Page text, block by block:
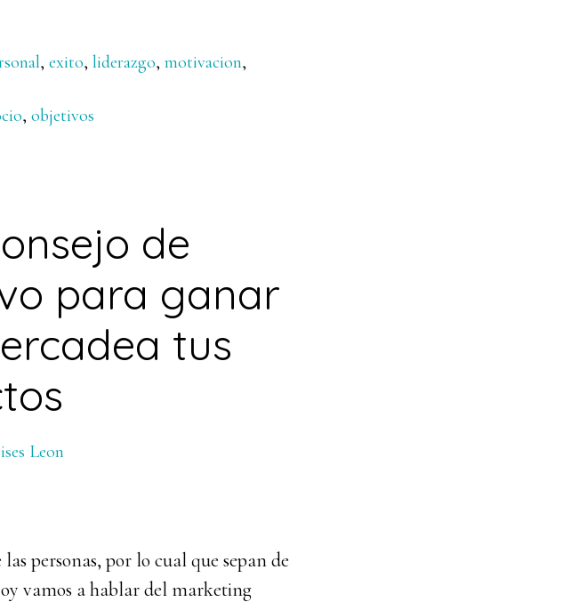
, exito, liderazgo, motivacion,
, objetivos
de
para ganar
tus
Leon
personas, por lo cual que sepan de
vamos a hablar del marketing